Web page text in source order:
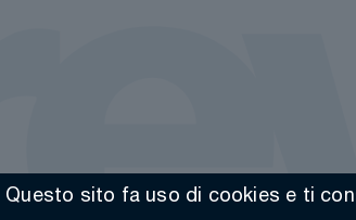
Questo sito fa uso di cookies e ti